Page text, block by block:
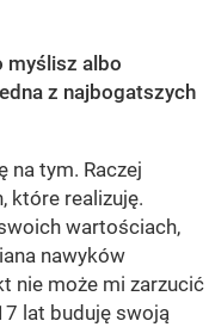
myślisz albo
z najbogatszych
na tym. Raczej
które realizuję.
wartościach,
nawyków
nie może mi zarzucić
lat buduję swoją